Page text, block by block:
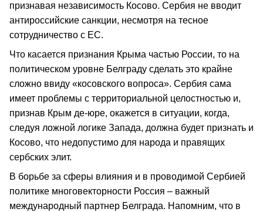
признавая независимость Косово. Сербия не вводит
антироссийские санкции, несмотря на тесное
сотрудничество с ЕС.
Что касается признания Крыма частью России, то на
политическом уровне Белграду сделать это крайне
сложно ввиду «косовского вопроса». Сербия сама
имеет проблемы с территориальной целостностью и,
признав Крым де-юре, окажется в ситуации, когда,
следуя ложной логике Запада, должна будет признать и
Косово, что недопустимо для народа и правящих
сербских элит.
В борьбе за сферы влияния и в проводимой Сербией
политике многовекторности Россия – важный
международный партнер Белграда. Напомним, что в